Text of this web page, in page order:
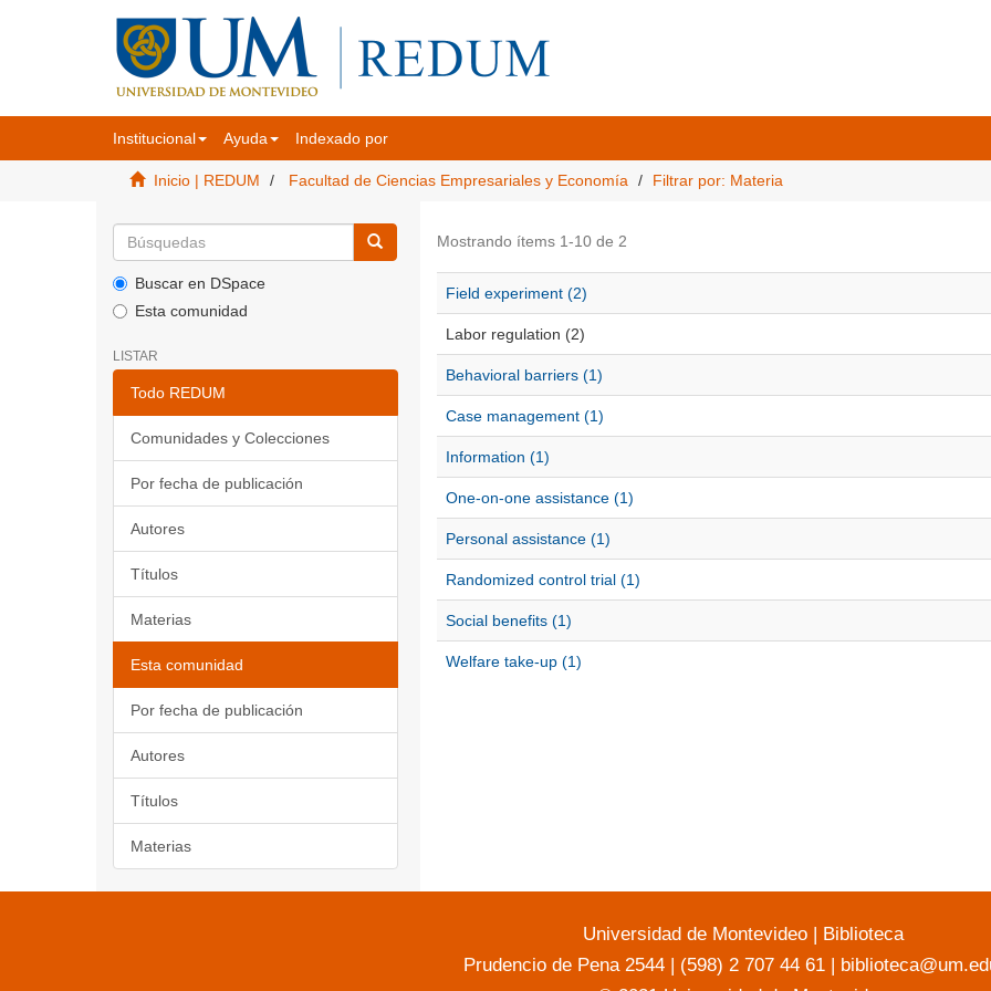
Institucional Ayuda Indexado por
Inicio | REDUM Facultad de Ciencias Empresariales y Economía Filtrar por: Materia
Buscar en DSpace
Esta comunidad
LISTAR
Todo REDUM
Comunidades y Colecciones
Por fecha de publicación
Autores
Títulos
Materias
Esta comunidad
Por fecha de publicación
Autores
Títulos
Materias
Mostrando ítems 1-10 de 2
Field experiment (2)
Labor regulation (2)
Behavioral barriers (1)
Case management (1)
Information (1)
One-on-one assistance (1)
Personal assistance (1)
Randomized control trial (1)
Social benefits (1)
Welfare take-up (1)
Universidad de Montevideo | Biblioteca
Prudencio de Pena 2544 | (598) 2 707 44 61 |